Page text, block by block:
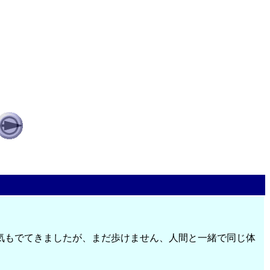
でてきましたが、まだ歩けません、人間と一緒で同じ体